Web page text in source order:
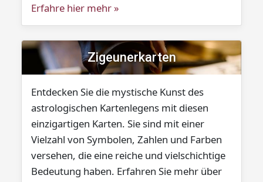
Erfahre hier mehr »
Zigeunerkarten
Entdecken Sie die mystische Kunst des
astrologischen Kartenlegens mit diesen
einzigartigen Karten. Sie sind mit einer
Vielzahl von Symbolen, Zahlen und Farben
versehen, die eine reiche und vielschichtige
Bedeutung haben. Erfahren Sie mehr über